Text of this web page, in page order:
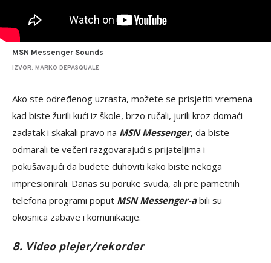
MSN Messenger Sounds
IZVOR: MARKO DEPASQUALE
Ako ste određenog uzrasta, možete se prisjetiti vremena
kad biste žurili kući iz škole, brzo ručali, jurili kroz domaći
zadatak i skakali pravo na MSN Messenger, da biste
odmarali te večeri razgovarajući s prijateljima i
pokušavajući da budete duhoviti kako biste nekoga
impresionirali. Danas su poruke svuda, ali pre pametnih
telefona programi poput MSN Messenger-abili su
okosnica zabave i komunikacije.
8. Video plejer/rekorder